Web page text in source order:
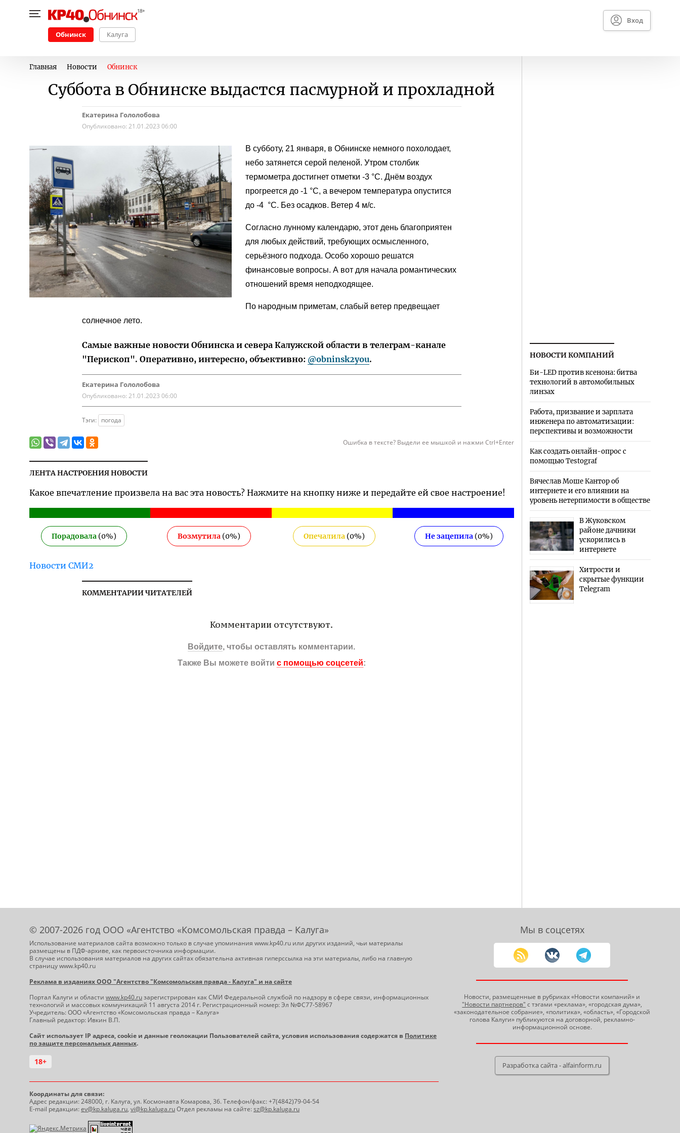
Обнинск Калуга
Вход
Главная Новости Обнинск
Суббота в Обнинске выдастся пасмурной и прохладной
Екатерина Гололобова
Опубликовано: 21.01.2023 06:00
В субботу, 21 января, в Обнинске немного похолодает,
небо затянется серой пеленой. Утром столбик
термометра достигнет отметки -3 °C. Днём воздух
прогреется до -1 °C, а вечером температура опустится
до -4 °C. Без осадков. Ветер 4 м/с.
Согласно лунному календарю, этот день благоприятен
для любых действий, требующих осмысленного,
серьёзного подхода. Особо хорошо решатся
финансовые вопросы. А вот для начала романтических
отношений время неподходящее.
По народным приметам, слабый ветер предвещает
солнечное лето.
Самые важные новости Обнинска и севера Калужской области в телеграм-канале
"Перископ". Оперативно, интересно, объективно: @obninsk2you.
Екатерина Гололобова
Опубликовано: 21.01.2023 06:00
Тэги: погода
Ошибка в тексте? Выдели ее мышкой и нажми Ctrl+Enter
ЛЕНТА НАСТРОЕНИЯ НОВОСТИ
Какое впечатление произвела на вас эта новость? Нажмите на кнопку ниже и передайте ей свое настроение!
Порадовала (0%) Возмутила (0%) Опечалила(0%) Не зацепила (0%)
Новости СМИ2
КОММЕНТАРИИ ЧИТАТЕЛЕЙ
Комментарии отсутствуют.
Войдите, чтобы оставлять комментарии.
Также Вы можете войти с помощью соцсетей:
НОВОСТИ КОМПАНИЙ
Би-LED против ксенона: битва
технологий в автомобильных
линзах
Работа, призвание и зарплата
инженера по автоматизации:
перспективы и возможности
Как создать онлайн-опрос с
помощью Testograf
Вячеслав Моше Кантор об
интернете и его влиянии на
уровень нетерпимости в обществе
В Жуковском
районе дачники
ускорились в
интернете
Хитрости и
скрытые функции
Telegram
© 2007-2026 год ООО «Агентство «Комсомольская правда – Калуга»
Использование материалов сайта возможно только в случае упоминания www.kp40.ru или других изданий, чьи материалы
размещены в ПДФ-архиве, как первоисточника информации.
В случае использования материалов на других сайтах обязательна активная гиперссылка на эти материалы, либо на главную
страницу www.kp40.ru
Реклама в изданиях ООО "Агентство "Комсомольская правда - Калуга" и на сайте
Портал Калуги и области www.kp40.ruзарегистрирован как СМИ Федеральной службой по надзору в сфере связи, информационных
технологий и массовых коммуникаций 11 августа 2014 г. Регистрационный номер: Эл №ФС77-58967
Учредитель: ООО «Агентство «Комсомольская правда – Калуга»
Главный редактор: Ивкин В.П.
Сайт использует IP адреса, cookie и данные геолокации Пользователей сайта, условия использования содержатся в Политике
по защите персональных данных.
18+
Координаты для связи:
Адрес редакции: 248000, г. Калуга, ул. Космонавта Комарова, 36. Телефон/факс: +7(4842)79-04-54
E-mail редакции:ev@kp.kaluga.ru, vi@kp.kaluga.ruОтдел рекламы на сайте:sz@kp.kaluga.ru
Мы в соцсетях
Новости, размещенные в рубриках «Новости компаний» и
"Новости партнеров" с тэгами «реклама», «городская дума»,
«законодательное собрание», «политика», «область», «Городской
голова Калуги» публикуются на договорной, рекламно-
информационной основе.
Разработка сайта - alfainform.ru